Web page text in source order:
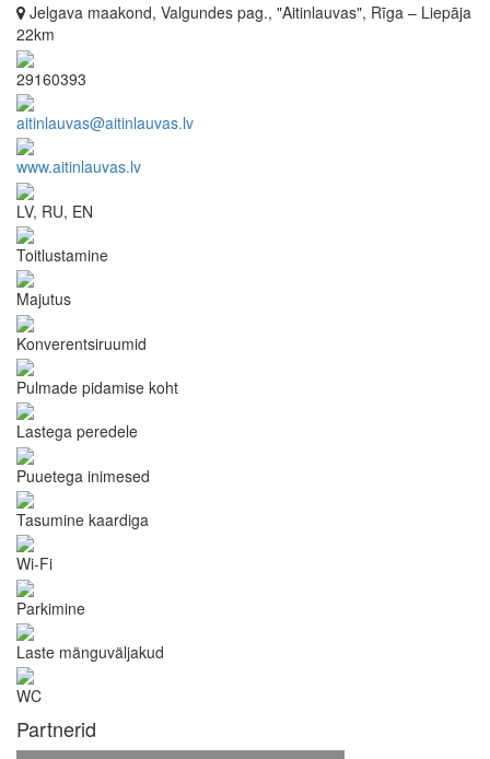
Jelgava maakond, Valgundes pag., "Aitinlauvas", Rīga – Liepāja
22km
29160393
aitinlauvas@aitinlauvas.lv
www.aitinlauvas.lv
LV, RU, EN
Toitlustamine
Majutus
Konverentsiruumid
Pulmade pidamise koht
Lastega peredele
Puuetega inimesed
Tasumine kaardiga
Wi-Fi
Parkimine
Laste mänguväljakud
WC
Partnerid